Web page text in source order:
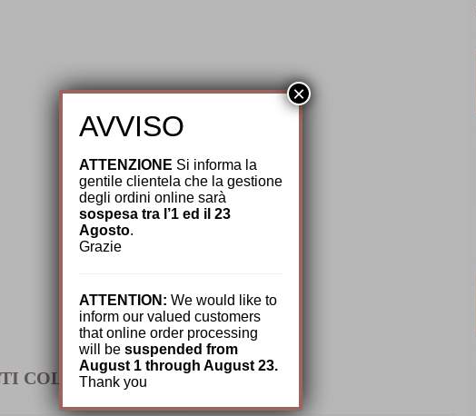
COLLEGATI
AVVISO
ATTENZIONE Si informa la
gentile clientela che la gestione
degli ordini online sarà
sospesa tra l’1 ed il 23
Agosto.
Grazie
ATTENTION: We would like to
inform our valued customers
that online order processing
will be suspended from
August 1 through August 23.
Thank you
×